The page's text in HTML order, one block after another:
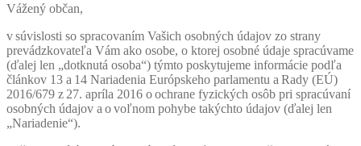
Vážený občan,
v súvislosti so spracovaním Vašich osobných údajov zo strany
prevádzkovateľa Vám ako osobe, o ktorej osobné údaje spracúvame
(ďalej len „dotknutá osoba“) týmto poskytujeme informácie podľa
článkov 13 a 14 Nariadenia Európskeho parlamentu a Rady (EÚ)
2016/679 z 27. apríla 2016 o ochrane fyzických osôb pri spracúvaní
osobných údajov a o voľnom pohybe takýchto údajov (ďalej len
„Nariadenie“).